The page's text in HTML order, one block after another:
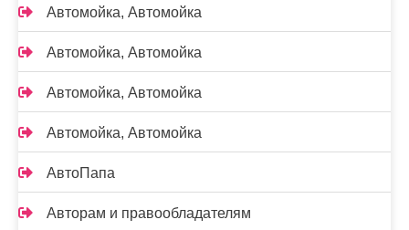
Автомойка, Автомойка
Автомойка, Автомойка
Автомойка, Автомойка
Автомойка, Автомойка
АвтоПапа
Авторам и правообладателям